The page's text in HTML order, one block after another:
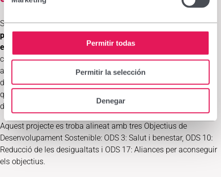
Permitir todas
Permitir la selección
Denegar
S'ha seleccionat Malawi com a país objectiu perquèles
persones amb albinisme en aquest país viuen en condicions
extremes.
D'una banda, la discriminació i les supersticions
converteixen Malawi en el país del món amb més atacs i
assassinats a aquestes persones; d'altra banda, el
desconeixement i els precaris serveis sanitaris contribueixen a
que la seva esperança de vida no superi els 30 anys a causa
del càncer de pell. 9 de cada 10 PCA moren per aquest motiu.
Aquest projecte es troba alineat amb tres Objectius de
Desenvolupament Sostenible: ODS 3: Salut i benestar, ODS 10:
Reducció de les desigualtats i ODS 17: Aliances per aconseguir
els objectius.